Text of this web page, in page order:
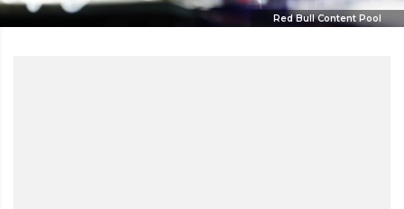
Red Bull Content Pool